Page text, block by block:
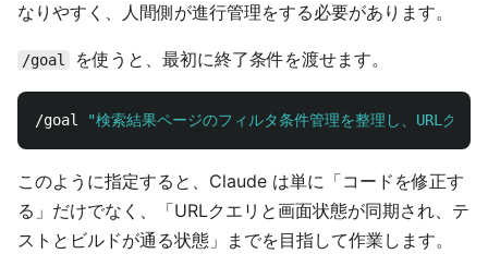
なりやすく、人間側が進行管理をする必要があります。
/goal を使うと、最初に終了条件を渡せます。
/goal "検索結果ページのフィルタ条件管理を整理し、URLク
このように指定すると、Claude は単に「コードを修正す
る」だけでなく、「URLクエリと画面状態が同期され、テ
ストとビルドが通る状態」までを目指して作業します。